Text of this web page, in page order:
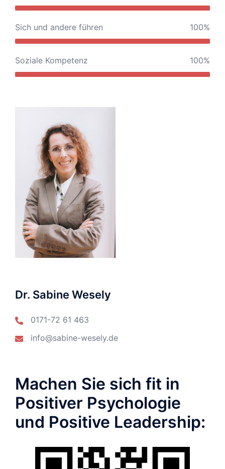
Sich und andere führen 100%
Soziale Kompetenz 100%
Dr. Sabine Wesely
0171-72 61 463
info@sabine-wesely.de
Machen Sie sich fit in
Positiver Psychologie
und Positive Leadership: